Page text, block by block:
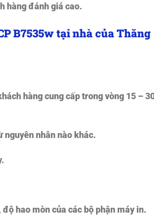
hàng đánh giá cao.
B7535w tại nhà của Thăng
hàng cung cấp trong vòng 15 –
nguyên nhân nào khác.
hao mòn của các bộ phận máy in.